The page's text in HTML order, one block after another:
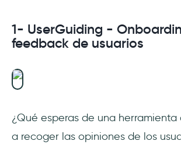
1- UserGuiding -
feedback de usuarios
¿Qué esperas de una
a recoger las opiniones de los